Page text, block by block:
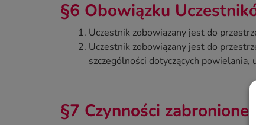
§6 Obowiązku
Uczestnik zobowiązany jest do
Uczestnik zobowiązany jest do
szczególności dotyczących
§7 Czynności zabronione